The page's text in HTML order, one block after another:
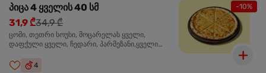
-10%
პიცა 4 ყველის 40 სმ
31,9 ₾34,9 ₾
ცომი, თეთრი სოუსი, მოცარელას ყველი,
დაფქული ყველი, ჩედარი, პარმეზანი,ყველი
4